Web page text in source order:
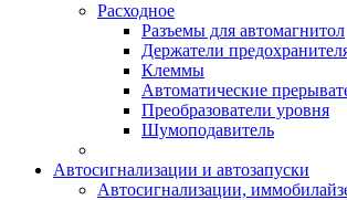
Расходное
Разъемы для автомагнитол
Держатели
Клеммы
Автоматические
Преобразователи уровня
Шумоподавитель
Автосигнализации и автозапуски
Автосигнализации,